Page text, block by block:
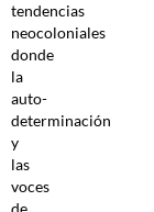
tendencias
neocoloniales
donde
la
auto­
determinación
y
las
voces